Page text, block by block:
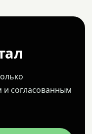
и согласованным